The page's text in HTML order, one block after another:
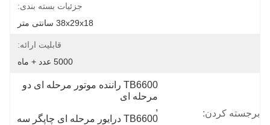
جزئیات بسته بندی:
38x29x18 سانتی متر
قابلیت ارائه:
5000 عدد + ماه
برجسته کردن:
TB6600 راننده موتور مرحله ای دو
مرحله ای
,
TB6600 درایور مرحله ای چاپگر سه